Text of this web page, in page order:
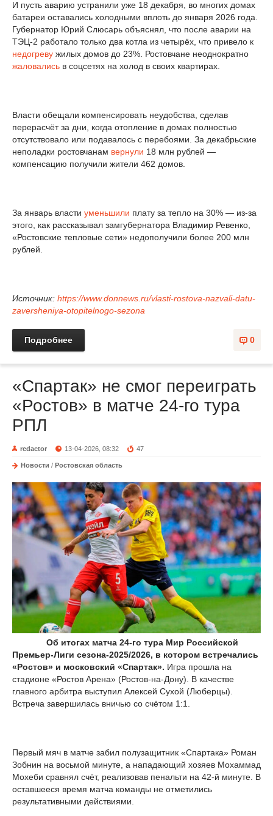
И пусть аварию устранили уже 18 декабря, во многих домах
батареи оставались холодными вплоть до января 2026 года.
Губернатор Юрий Слюсарь объяснял, что после аварии на
ТЭЦ-2 работало только два котла из четырёх, что привело к
недогреву жилых домов до 23%. Ростовчане неоднократно
жаловались в соцсетях на холод в своих квартирах.
Власти обещали компенсировать неудобства, сделав
перерасчёт за дни, когда отопление в домах полностью
отсутствовало или подавалось с перебоями. За декабрьские
неполадки ростовчанам вернули 18 млн рублей —
компенсацию получили жители 462 домов.
За январь власти уменьшили плату за тепло на 30% — из-за
этого, как рассказывал замгубернатора Владимир Ревенко,
«Ростовские тепловые сети» недополучили более 200 млн
рублей.
Источник: https://www.donnews.ru/vlasti-rostova-nazvali-datu-
zaversheniya-otopitelnogo-sezona
0
Подробнее
«Спартак» не смог переиграть
«Ростов» в матче 24-го тура
РПЛ
redactor 13-04-2026, 08:32 47
Новости / Ростовская область
Об итогах матча 24-го тура Мир Российской
Премьер-Лиги сезона-2025/2026, в котором встречались
«Ростов» и московский «Спартак». Игра прошла на
стадионе «Ростов Арена» (Ростов-на-Дону). В качестве
главного арбитра выступил Алексей Сухой (Люберцы).
Встреча завершилась вничью со счётом 1:1.
Первый мяч в матче забил полузащитник «Спартака» Роман
Зобнин на восьмой минуте, а нападающий хозяев Мохаммад
Мохеби сравнял счёт, реализовав пенальти на 42-й минуте. В
оставшееся время матча команды не отметились
результативными действиями.